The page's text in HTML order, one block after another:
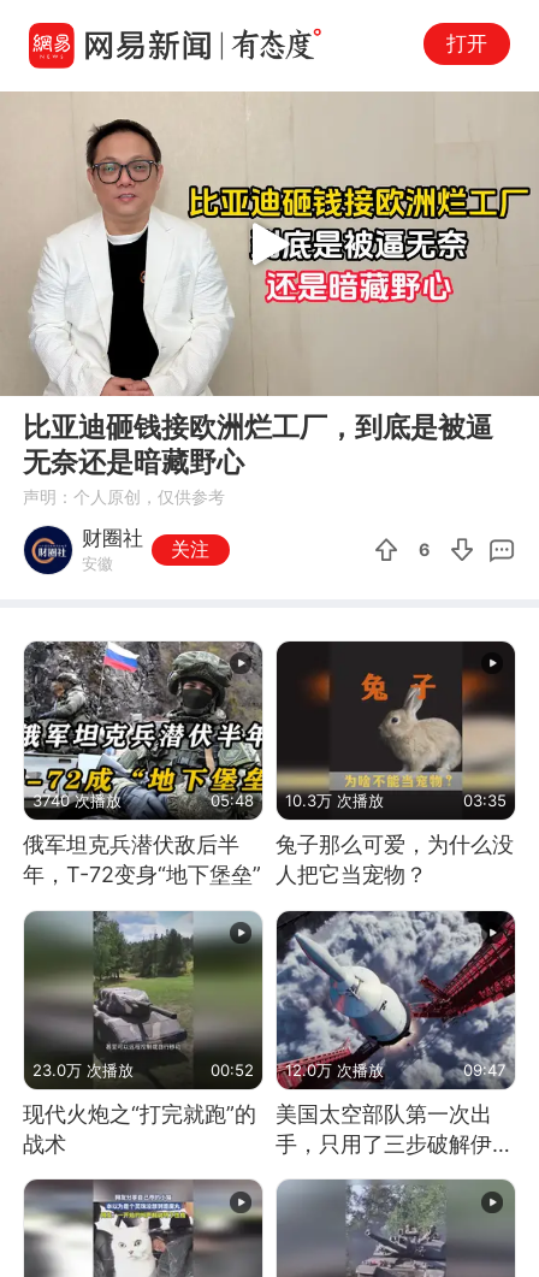
打开
00:00
Play
比亚迪砸钱接欧洲烂工厂，到底是被逼
无奈还是暗藏野心
声明：个人原创，仅供参考
财圈社
安徽
关注 6
3740 次播放 05:48
俄军坦克兵潜伏敌后半
年，T-72变身“地下堡垒”
10.3万 次播放 03:35
兔子那么可爱，为什么没
人把它当宠物？
23.0万 次播放 00:52
现代火炮之“打完就跑”的
战术
12.0万 次播放 09:47
美国太空部队第一次出
手，只用了三步破解伊朗
防空